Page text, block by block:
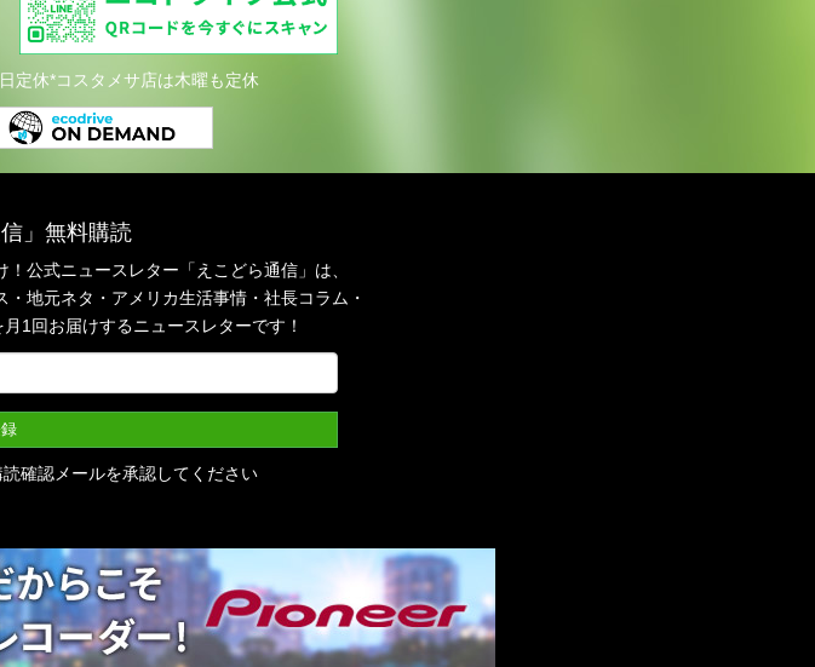
定休*コスタメサ店は木曜も定休
信」無料購読
公式ニュースレター「えこどら通信」は、
地元ネタ・アメリカ生活事情・社長コラム・
1回お届けするニュースレターです！
確認メールを承認してください